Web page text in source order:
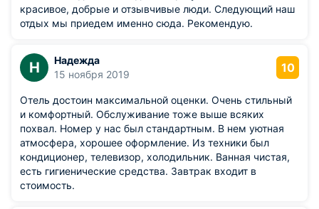
красивое, добрые и отзывчивые люди. Следующий наш
отдых мы приедем именно сюда. Рекомендую.
Н
Надежда
15 ноября 2019
10
Отель достоин максимальной оценки. Очень стильный
и комфортный. Обслуживание тоже выше всяких
похвал. Номер у нас был стандартным. В нем уютная
атмосфера, хорошее оформление. Из техники был
кондиционер, телевизор, холодильник. Ванная чистая,
есть гигиенические средства. Завтрак входит в
стоимость.